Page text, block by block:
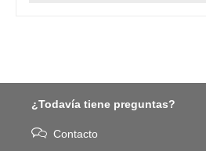
¿Todavía tiene preguntas?
Contacto